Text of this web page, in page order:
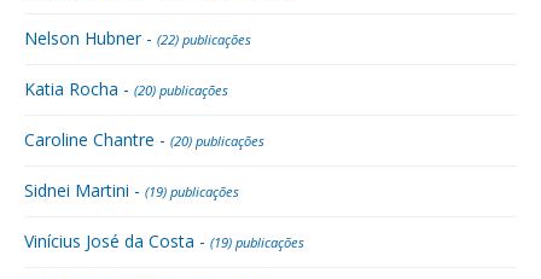
Nelson Hubner - (22) publicações
Katia Rocha - (20) publicações
Caroline Chantre - (20) publicações
Sidnei Martini - (19) publicações
Vinícius José da Costa - (19) publicações